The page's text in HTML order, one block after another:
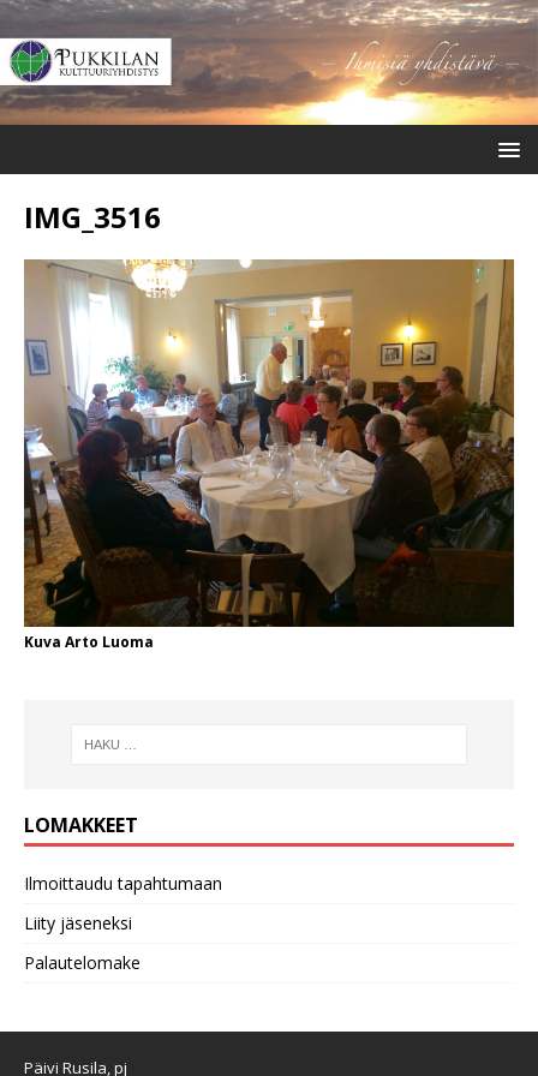
IMG_3516
Kuva Arto Luoma
LOMAKKEET
Ilmoittaudu tapahtumaan
Liity jäseneksi
Palautelomake
Päivi Rusila, pj